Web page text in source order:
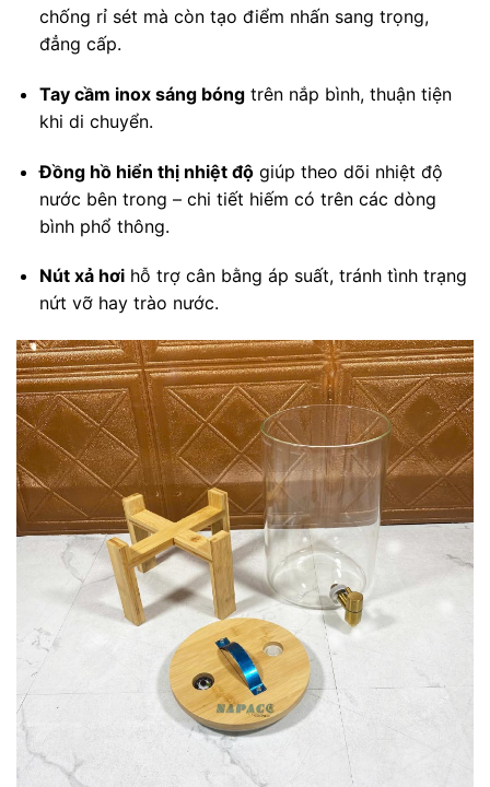
chống rỉ sét mà còn tạo điểm nhấn sang trọng,
đẳng cấp.
Tay cầm inox sáng bóngtrên nắp bình, thuận tiện
khi di chuyển.
Đồng hồ hiển thị nhiệt độgiúp theo dõi nhiệt độ
nước bên trong – chi tiết hiếm có trên các dòng
bình phổ thông.
Nút xả hơihỗ trợ cân bằng áp suất, tránh tình trạng
nứt vỡ hay trào nước.